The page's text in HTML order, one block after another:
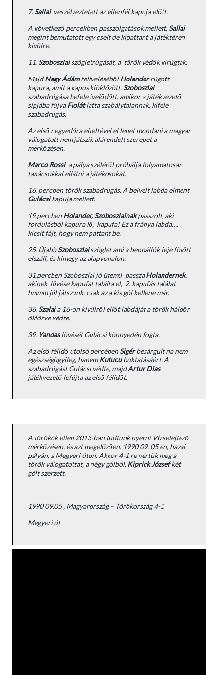
7.Sallaiveszélyeztetett az ellenfél kapuja előtt.
A következő percekben passzolgatások mellett,Sallai
megint bemutatott egy cselt de kipattant a játéktéren
kívülre.
11.Szoboszlaiszögletrúgását, a török védők kirúgták.
MajdNagy ÁdámfelívelésébőlHolanderrúgott
kapura, amit a kapus kiöklözött.Szoboszlai
szabadrúgása befele ívelődött, amikor a játékvezető
sípjába fújvaFiolátlátta szabálytalannak, kifele
szabadrúgás.
Az első negyedóra elteltével el lehet mondani a magyar
válogatott nem játszik alárendelt szerepet a
mérkőzésen.
Marco Rossia pálya széléről próbálja folyamatosan
tanácsokkal ellátni a játékosokat.
16. percben török szabadrúgás. A beívelt labda elment
Gulácsikapuja mellett.
19.percbenHolander,Szoboszlainakpasszolt, aki
fordulásból kapura lő, kapufa!Ez a fránya labda….
kicsit fájt, hogy nem pattant be.
25. ÚjabbSzoboszlaiszöglet ami a bennállók feje fölött
elszáll, és kimegy az alapvonalon.
31.percben Szoboszlai jó ütemű passzaHolandernek,
akinek lövése kapufát találta el, 2. kapufás találat
hmmm jól játszunk, csak az a kis gól kellene már.
36.Szalaia 16-on kívülről ellőt labdáját a török hálóőr
öklözve védte.
39. Yandaslövését Gulácsi könnyedén fogta.
Az első félidő utolsó percébenSigérbesárgult na nem
egészségügyileg, hanemKutucubuktatásáért. A
szabadrúgást Gulácsi védte, majdArtur Dias
játékvezető lefújta az első félidőt.
A törökök ellen 2013-ban tudtunk nyerni Vb selejtező
mérkőzésen, és azt megelőzően. 1990 09. 05 én, hazai
pályán, a Megyeri úton. Akkor 4-1 re vertük meg a
török válogatottat, a négy gólból, Kiprick Józsefkét
gólt szerzett.
1990 09.05 , Magyarország – Törökország 4-1
Megyeri út